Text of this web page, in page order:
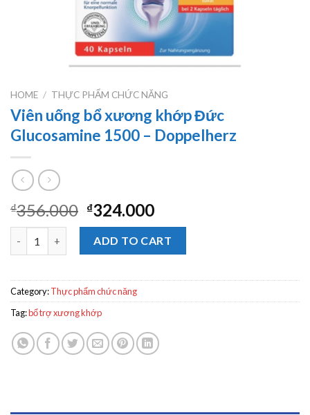
HOME / THỰC PHẨM CHỨC NĂNG
Viên uống bổ xương khớp Đức
Glucosamine 1500 – Doppelherz
₫356.000 ₫324.000
Viên uống bổ xương khớp Đức Glucosamine 1500 - Doppelherz
ADD TO CART
Category:Thực phẩm chức năng
Tag:bổ trợ xương khớp